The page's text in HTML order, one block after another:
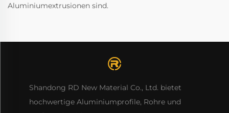
Aluminiumextrusionen sind.
Shandong RD New Material Co., Ltd. bietet
hochwertige Aluminiumprofile, Rohre und